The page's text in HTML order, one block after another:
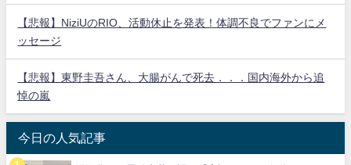
【悲報】NiziUのRIO、活動休止を発表！体調不良でファンにメ
ッセージ
【悲報】東野圭吾さん、大腸がんで死去．．．国内海外から追
悼の嵐
今日の人気記事